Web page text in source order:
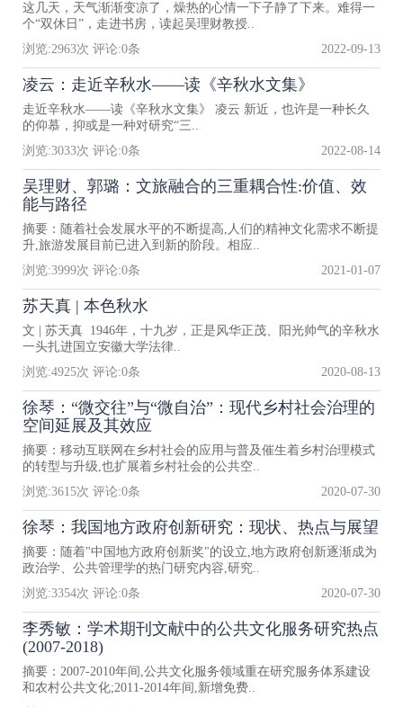
这几天，天气渐渐变凉了，燥热的心情一下子静了下来。难得一
个“双休日”，走进书房，读起吴理财教授..
浏览:2963次 评论:0条 2022-09-13
凌云：走近辛秋水——读《辛秋水文集》
走近辛秋水——读《辛秋水文集》 凌云 新近，也许是一种长久
的仰慕，抑或是一种对研究“三..
浏览:3033次 评论:0条 2022-08-14
吴理财、郭璐：文旅融合的三重耦合性:价值、效
能与路径
摘要：随着社会发展水平的不断提高,人们的精神文化需求不断提
升,旅游发展目前已进入到新的阶段。相应..
浏览:3999次 评论:0条 2021-01-07
苏天真 | 本色秋水
文 | 苏天真 1946年，十九岁，正是风华正茂、阳光帅气的辛秋水
一头扎进国立安徽大学法律..
浏览:4925次 评论:0条 2020-08-13
徐琴：“微交往”与“微自治”：现代乡村社会治理的
空间延展及其效应
摘要：移动互联网在乡村社会的应用与普及催生着乡村治理模式
的转型与升级,也扩展着乡村社会的公共空..
浏览:3615次 评论:0条 2020-07-30
徐琴：我国地方政府创新研究：现状、热点与展望
摘要：随着"中国地方政府创新奖"的设立,地方政府创新逐渐成为
政治学、公共管理学的热门研究内容,研究..
浏览:3354次 评论:0条 2020-07-30
李秀敏：学术期刊文献中的公共文化服务研究热点
(2007-2018)
摘要：2007-2010年间,公共文化服务领域重在研究服务体系建设
和农村公共文化;2011-2014年间,新增免费..